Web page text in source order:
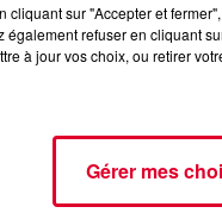
rave et tech-house
cliquant sur "Accepter et
également refuser en cliquant
à jour vos choix, ou retirer
Gérer mes